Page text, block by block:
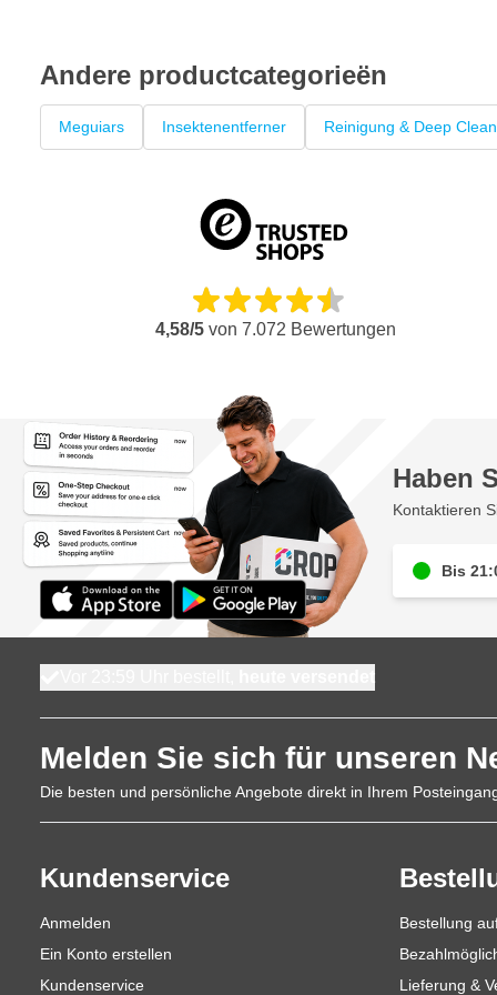
Andere productcategorieën
Meguiars Insektenentferner Reinigung & Deep
4,58/5von 7.072 Bewertungen
Haben
Kontaktieren
Bis
Melden Sie sich für unseren
Die besten und persönliche Angebote direkt in Ihrem
Kundenservice
Anmelden
Ein Konto erstellen
Kundenservice
Bestellung
Lieferung &